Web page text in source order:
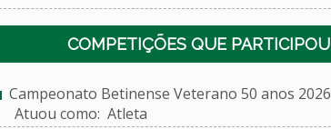
COMPETIÇÕES QUE PARTICIPOU
Campeonato Betinense Veterano 50 anos 2026
Atuou como: Atleta